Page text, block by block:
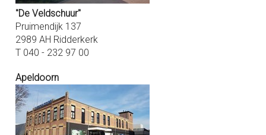
"De Veldschuur"
Pruimendijk 137
2989 AH Ridderkerk
T 040 - 232 97 00
Apeldoorn